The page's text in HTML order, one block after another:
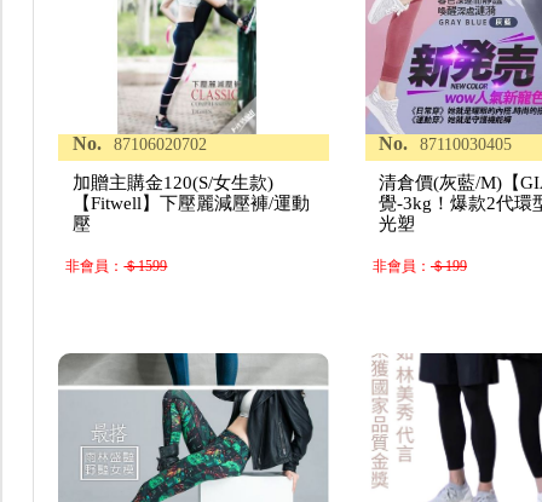
No. 87106020702
加贈主購金120(S/女生款)
【Fitwell】下壓麗減壓褲/運動
壓
非會員：＄1599
No. 87110030405
清倉價(灰藍/M)【
覺-3kg！爆款2代環
光塑
非會員： ＄199